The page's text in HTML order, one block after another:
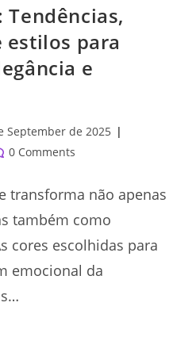
Tendências,
estilos para
e
September de 2025
0 Comments
transforma não apenas
também como
cores escolhidas para
emocional da